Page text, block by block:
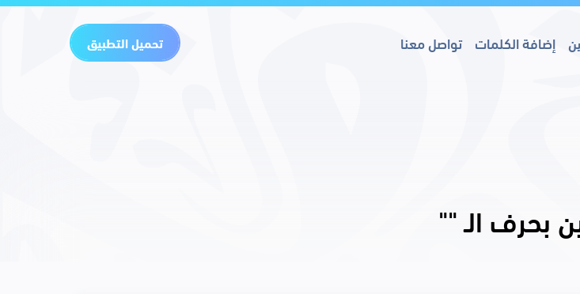
إضافة الكلمات تواصل معنا تحميل التطبيق
بحرف الـ ""